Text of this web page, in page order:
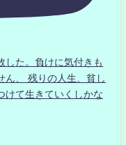
した。負けに気付きも
、 残りの人生、貧し
けて生きていくしかな